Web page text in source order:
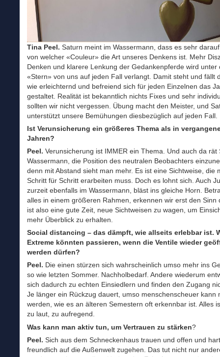
Tina Peel. Saturn meint im Wassermann, dass es sehr
von welcher «Couleur» die Art unseres Denkens ist. Mehr
Denken und klarere Lenkung der Gedankenpferde wird unter
«Stern» von uns auf jeden Fall verlangt. Damit steht und fällt
wie erleichternd und befreiend sich für jeden Einzelnen das
gestaltet. Realität ist bekanntlich nichts Fixes und sehr
sollten wir nicht vergessen. Übung macht den Meister, und
unterstützt unsere Bemühungen diesbezüglich auf jeden Fall.
Ist Verunsicherung ein größeres Thema als in
Jahren?
Peel. Verunsicherung ist IMMER ein Thema. Und auch da rät
Wassermann, die Position des neutralen Beobachters
denn mit Abstand sieht man mehr. Es ist eine Sichtweise, die
Schritt für Schritt erarbeiten muss. Doch es lohnt sich. Auch
zurzeit ebenfalls im Wassermann, bläst ins gleiche Horn.
alles in einem größeren Rahmen, erkennen wir erst den Sinn
ist also eine gute Zeit, neue Sichtweisen zu wagen, um
mehr Überblick zu erhalten.
Social distancing – das dämpft, wie allseits erlebbar ist.
Extreme könnten passieren, wenn die Ventile wieder
werden dürfen?
Peel. Die einen stürzen sich wahrscheinlich umso mehr ins
so wie letzten Sommer. Nachholbedarf. Andere wiederum
sich dadurch zu echten Einsiedlern und finden den Zugang
Je länger ein Rückzug dauert, umso menschenscheuer kann
werden, wie es an älteren Semestern oft erkennbar ist. Alles
zu laut, zu aufregend.
Was kann man aktiv tun, um Vertrauen zu stärken?
Peel. Sich aus dem Schneckenhaus trauen und offen und
freundlich auf die Außenwelt zugehen. Das tut nicht nur